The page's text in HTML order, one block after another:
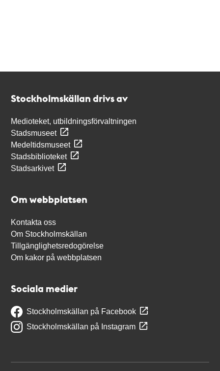
Stockholmskällan drivs av
Medioteket, utbildningsförvaltningen
Stadsmuseet
Medeltidsmuseet
Stadsbiblioteket
Stadsarkivet
Om webbplatsen
Kontakta oss
Om Stockholmskällan
Tillgänglighetsredogörelse
Om kakor på webbplatsen
Sociala medier
Stockholmskällan på Facebook
Stockholmskällan på Instagram